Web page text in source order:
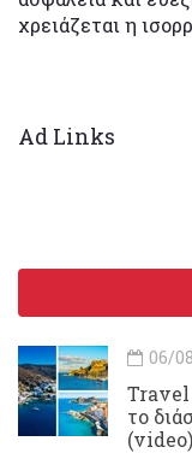
χρειάζεται η
Ad Links
06/
Travel
το
(video)